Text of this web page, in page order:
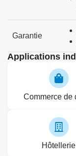
Garantie
Applications
Commerce de
Hôtellerie